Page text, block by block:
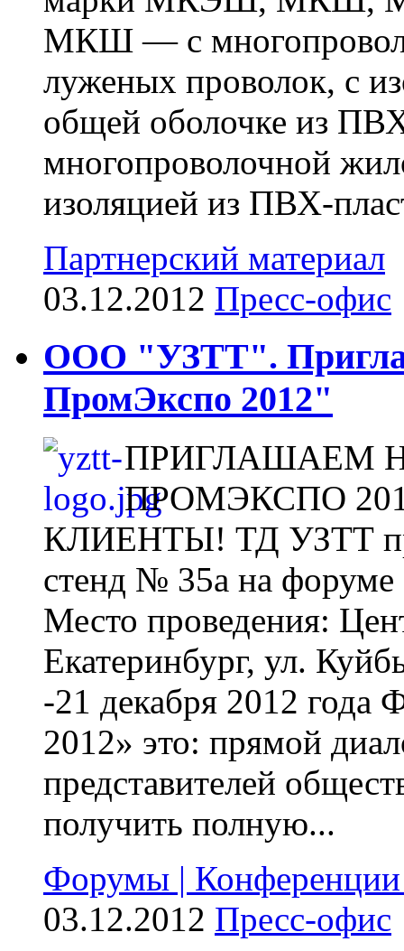
МКШ — с
луженых проволок, с
общей оболочке из
многопроволочной
изоляцией из ПВХ-
Партнерский материал
03.12.2012 Пресс-офис
ООО "УЗТТ".
ПромЭкспо 2012"
ПРИГЛАШАЕМ
ПРОМЭКСПО
КЛИЕНТЫ! ТД УЗТТ
стенд № 35а на
Место проведения:
Екатеринбург, ул.
-21 декабря 2012
2012» это: прямой
представителей
получить полную...
Форумы |
03.12.2012 Пресс-офис